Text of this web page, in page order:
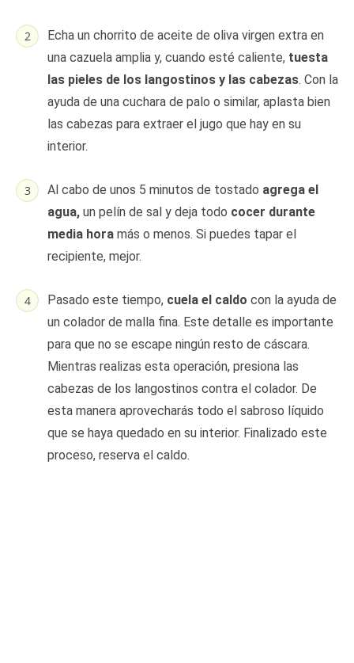
Echa un chorrito de aceite de oliva virgen extra en
una cazuela amplia y, cuando esté caliente, tuesta
las pieles de los langostinos y las cabezas. Con la
ayuda de una cuchara de palo o similar, aplasta bien
las cabezas para extraer el jugo que hay en su
interior.
Al cabo de unos 5 minutos de tostado agrega el
agua, un pelín de sal y deja todo cocer durante
media hora más o menos. Si puedes tapar el
recipiente, mejor.
Pasado este tiempo, cuela el caldo con la ayuda de
un colador de malla fina. Este detalle es importante
para que no se escape ningún resto de cáscara.
Mientras realizas esta operación, presiona las
cabezas de los langostinos contra el colador. De
esta manera aprovecharás todo el sabroso líquido
que se haya quedado en su interior. Finalizado este
proceso, reserva el caldo.